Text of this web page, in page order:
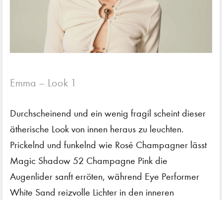
Emma – Look 1
Durchscheinend und ein wenig fragil scheint dieser
ätherische Look von innen heraus zu leuchten.
Prickelnd und funkelnd wie Rosé Champagner lässt
Magic Shadow 52 Champagne Pink die
Augenlider sanft erröten, während Eye Performer
White Sand reizvolle Lichter in den inneren